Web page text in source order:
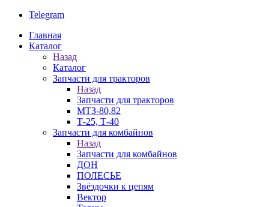
Telegram
Главная
Каталог
Назад
Каталог
Запчасти для тракторов
Назад
Запчасти для тракторов
МТЗ-80,82
Т-25, Т-40
Запчасти для комбайнов
Назад
Запчасти для комбайнов
ДОН
ПОЛЕСЬЕ
Звёздочки к цепям
Вектор